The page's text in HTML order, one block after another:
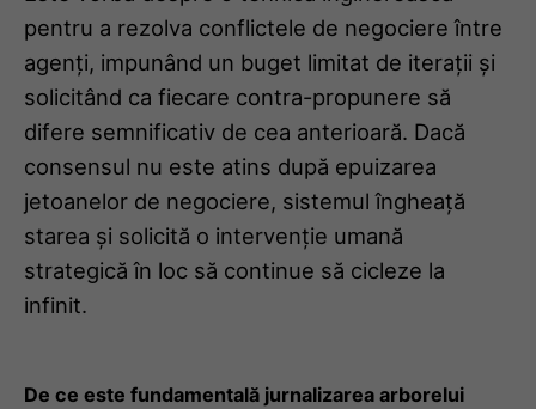
pentru a rezolva conflictele de negociere între
agenți, impunând un buget limitat de iterații și
solicitând ca fiecare contra-propunere să
difere semnificativ de cea anterioară. Dacă
consensul nu este atins după epuizarea
jetoanelor de negociere, sistemul îngheață
starea și solicită o intervenție umană
strategică în loc să continue să cicleze la
infinit.
De ce este fundamentală jurnalizarea arborelui